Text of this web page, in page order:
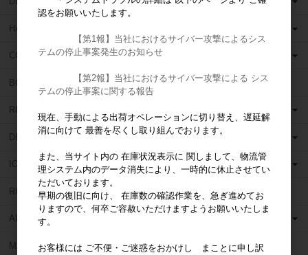
HANEL (ハネル)
COLTENE WHALEDENT (コルテンウェルデント)
BOSWORTH (ボスワース)
RELIANCE (リライアンス)
DETAX (デタックス)
ION (イオン)
RICHWIL (リッチウィル)
AL DENTE (アルデンテ)
MARIOTTI (マリオッティ)
認をお願いいたします。
【第1報】当社におけるサイバー攻撃によるシス
テムの停止事案発生のお知らせ
【第2報】当社におけるサイバー攻撃による シス
テムの停止事案に関する報告
現在、手動による出荷オペレーションに切り替え、遅延解
消に向けて 最善を尽くし取り組んでおります。
また、当サイト内の 在庫状況表示に 関しまして、物流管
理システム内のデータ消失により、一時的に休止させてい
ただいております。
早期の復旧に向け、 在庫数の確認作業を、急ぎ進めてお
りますので、何卒ご容赦いただけますようお願いいたしま
す。
お客様には ご不便・ご迷惑をおかけし まことに申し訳